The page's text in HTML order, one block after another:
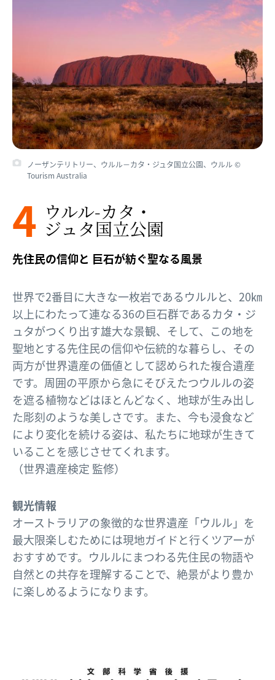
ノーザンテリトリー、ウルル－カタ・ジュタ国立公園、ウルル ©
Tourism Australia
4 ウルル-カタ・
ジュタ国立公園
先住民の信仰と 巨石が紡ぐ聖なる風景
世界で2番目に大きな一枚岩であるウルルと、20㎞
以上にわたって連なる36の巨石群であるカタ・ジ
ュタがつくり出す雄大な景観、そして、この地を
聖地とする先住民の信仰や伝統的な暮らし、その
両方が世界遺産の価値として認められた複合遺産
です。周囲の平原から急にそびえたつウルルの姿
を遮る植物などはほとんどなく、地球が生み出し
た彫刻のような美しさです。また、今も浸食など
により変化を続ける姿は、私たちに地球が生きて
いることを感じさせてくれます。
（世界遺産検定 監修）
観光情報
オーストラリアの象徴的な世界遺産「ウルル」を
最大限楽しむためには現地ガイドと行くツアーが
おすすめです。ウルルにまつわる先住民の物語や
自然との共存を理解することで、絶景がより豊か
に楽しめるようになります。